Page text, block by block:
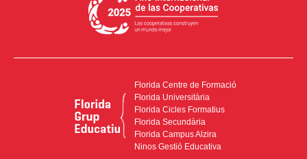
Florida Centre de Formació
Florida Universitària
Florida Cicles Formatius
Florida Secundària
Florida Campus Alzira
Ninos Gestió Educativa